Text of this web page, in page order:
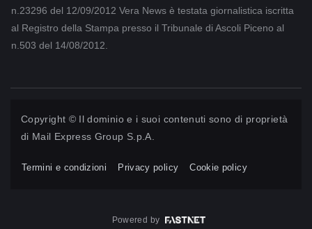
n.23296 del 12/09/2012 Vera News è testata giornalistica iscritta
al Registro della Stampa presso il Tribunale di Ascoli Piceno al
n.503 del 14/08/2012.
Copyright © Il dominio e i suoi contenuti sono di proprietà
di Mail Express Group S.p.A.
Termini e condizioni Privacy policy Cookie policy
Powered by